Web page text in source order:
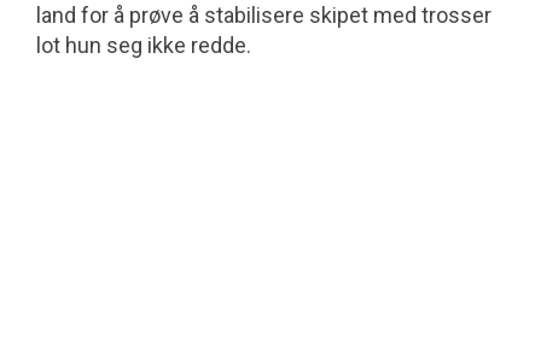
land for å prøve å stabilisere skipet med trosser
lot hun seg ikke redde.